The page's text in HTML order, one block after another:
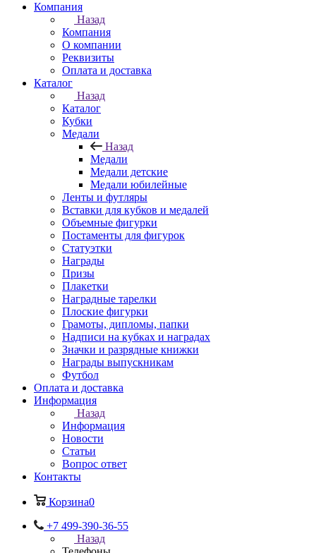
Компания
Назад
Компания
О компании
Реквизиты
Оплата и доставка
Каталог
Назад
Каталог
Кубки
Медали
Назад
Медали
Медали детские
Медали юбилейные
Ленты и футляры
Вставки для кубков и медалей
Объемные фигурки
Постаменты для фигурок
Статуэтки
Награды
Призы
Плакетки
Наградные тарелки
Плоские фигурки
Грамоты, дипломы, папки
Надписи на кубках и наградах
Значки и разрядные книжки
Награды выпускникам
Футбол
Оплата и доставка
Информация
Назад
Информация
Новости
Статьи
Вопрос ответ
Контакты
Корзина0
+7 499-390-36-55
Назад